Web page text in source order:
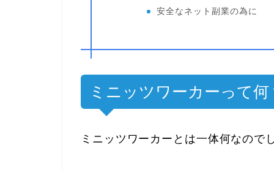
安全なネット副業の為に
ミニッツワーカーって
ミニッツワーカーとは一体何なので